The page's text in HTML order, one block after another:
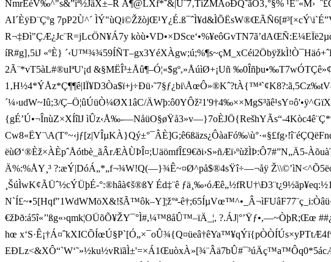
ÑmrËéV‰^"s&”íª½JäX±–R Å¶@LXf*˜&|Uˆ7 ‚TiŽMÅoÐQ˜ãÔ3‚°§% ¹
AI´ÈÿÐ¨Çºg 7pP 2Ù^´ ÌÝ"ùQi©ŽžòjŒ¹Y¿É.ß¯ˆÌ¥d&ÌÕ
R¬‡Ðì"ÇÆ¿Jc¨R=jLcÖN¥Á7y kòù•VD•×DSce‘•%¥eô
íR#g]‚5iJ «ºÈ} ´‹U™¾¾59ÍÑT–gx3YéXÀgw;ú;%¶s~
2Ã¨*vT5àL#®uIªU'¡d &§MËÎ³±Åû¶–Ó¦«$gº,»ÅúìØ+¡Uñ
1‚H½4*ÝÅz*Ç¶¶ê|IÏ¥D3Òa$ï+j÷Ðü
´¼›udW~Iû;3/Ç–Ö¦ûÚüÒ¼ØX1âC/
{gÉ’Ú•¬ÎnùZ×XÍîlJ ìÛz‹Å‰-—NåüO§ø Ÿå3»v—}7oÈJÖ{RešhYÃs“-
ëùØ‘®Èž×ÀÈpˆÅótbè_ãÂrÆÀÙÞÎ¤;UäömfÎ£9€ði›S»ñÆï›ºùž
Ä%:%ÅY¸³ ?:æÝ|DóÁ„*„f¬¾W!Q(—}¾Ê~¤Ø^på$®4sŸî÷—¬åÿ Ž\\©’ìN <^Õ5ë
¸ŠúÌwK¢ÃÜˆ½cÝÜþÉ-°:® hâà¢š®­ßY Éd‡¨ê
N`Í£~•5[Hqf"1WdWMöX&!šÃ™ôk–Y]¦ž°ª-ê†;65ÍµVœ™^
€žÞð:á5î«’'ßg«›qmk¦OÜõÕ¥ŽY¯°Ì#,¼™8åÛ™–ïÄ_¦, ?.ÁJ|°’Ÿƒ•,—~ÒþR;Œœ ##
hœ x‘S·